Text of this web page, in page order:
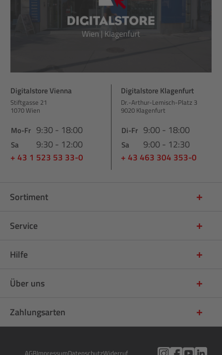
Digitalstore Vienna
Stiftgasse 21
1070 Wien
Mo-Fr 9:30 - 18:00
Sa 9:30 - 12:00
+ 43 1 523 53 33-0
Digitalstore Klagenfurt
Dr.-Arthur-Lemisch-Platz 3
9020 Klagenfurt
Di-Fr 9:00 - 18:00
Sa 9:00 - 12:30
+ 43 463 304 353-0
Sortiment
Service
Hilfe
Über uns
Zahlungsarten
AGBImpressumDatenschutzWiderruf